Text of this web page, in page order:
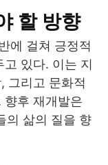
할 방향
에 걸쳐 긍정적
있다. 이는 지
그리고 문화적
향후 재개발은
의 삶의 질을 향